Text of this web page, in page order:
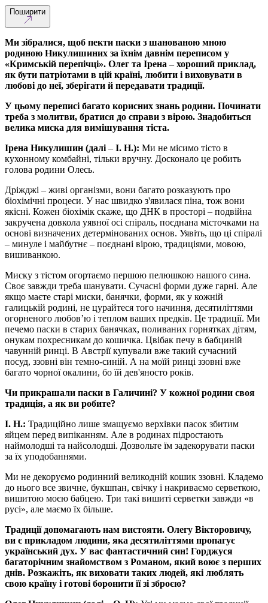
Поширити
Ми зібралися, щоб пекти паски з шанованою мною
родиною Никулишиних за їхнім давнім переписом у
«Кримській перепічці». Олег та Ірена – хороший приклад,
як бути патріотами в цій країні, любити і виховувати в
любові до неї, зберігати й передавати традиції.
У цьому переписі багато корисних знань родини. Починати
треба з молитви, братися до справи з вірою. Знадобиться
велика миска для вимішування тіста.
Ірена Никулишин (далі – І. Н.): Ми не місимо тісто в
кухонному комбайні, тільки вручну. Досконало це робить
голова родини Олесь.
Дріжджі – живі організми, вони багато розказують про
біохімічні процеси. У нас швидко з'явилася піна, тож вони
якісні. Кожен біохімік скаже, що ДНК в просторі – подвійна
закручена довкола уявної осі спіраль, поєднана місточками на
основі визначених детермінованих основ. Уявіть, що ці спіралі
– минуле і майбутнє – поєднані вірою, традиціями, мовою,
вишиванкою.
Миску з тістом огортаємо першою пелюшкою нашого сина.
Своє завжди треба шанувати. Сучасні форми дуже гарні. Але
якщо маєте старі миски, банячки, форми, як у кожній
галицькій родині, не цурайтеся того начиння, десятиліттями
огорненого любов’ю і теплом ваших предків. Це традиції. Ми
печемо паски в старих банячках, поливаних горнятках дітям,
онукам похресникам до кошичка. Цвібак печу в бабциній
чавунній ринці. В Австрії купували вже такий сучасний
посуд, ззовні він темно-синій. А на моїй ринці ззовні вже
багато чорної окалини, бо їй дев'яносто років.
Чи прикрашали паски в Галичині? У кожної родини своя
традиція, а як ви робите?
І. Н.: Традиційно лише змащуємо верхівки пасок збитим
яйцем перед випіканням. Але в родинах підростають
наймолодші та найсолодші. Дозвольте їм задекорувати паски
за їх уподобаннями.
Ми не декоруємо родинний великодній кошик ззовні. Кладемо
до нього все звичне, букшпан, свічку і накриваємо серветкою,
вишитою моєю бабцею. Три такі вишиті серветки завжди «в
русі», але маємо їх більше.
Традиції допомагають нам вистояти. Олегу Вікторовичу,
ви є прикладом людини, яка десятиліттями пропагує
український дух. У вас фантастичний син! Горджуся
багаторічним знайомством з Романом, який воює з перших
днів. Розкажіть, як виховати таких людей, які люблять
свою країну і готові боронити її зі зброєю?